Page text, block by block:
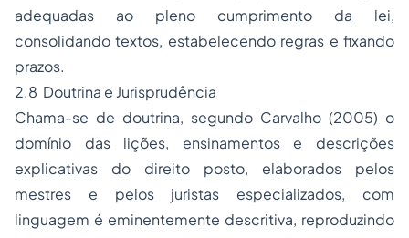
adequadas ao pleno cumprimento da lei,
consolidando textos, estabelecendo regras e fixando
prazos.
2.8 Doutrina e Jurisprudência
Chama-se de doutrina, segundo Carvalho (2005) o
domínio das lições, ensinamentos e descrições
explicativas do direito posto, elaborados pelos
mestres e pelos juristas especializados, com
linguagem é eminentemente descritiva, reproduzindo